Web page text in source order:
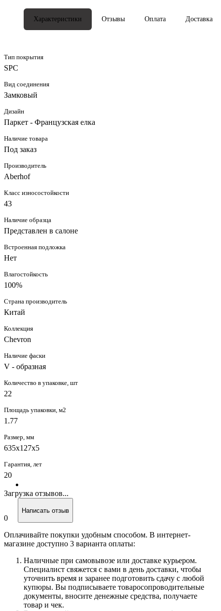
Характеристики Отзывы Оплата Доставка
Тип покрытия
SPC
Вид соединения
Замковый
Дизайн
Паркет - Французская елка
Наличие товара
Под заказ
Производитель
Aberhof
Класс износостойкости
43
Наличие образца
Представлен в салоне
Встроенная подложка
Нет
Влагостойкость
100%
Страна производитель
Китай
Коллекция
Chevron
Наличие фаски
V - образная
Количество в упаковке, шт
22
Площадь упаковки, м2
1.77
Размер, мм
635x127x5
Гарантия, лет
20
Загрузка отзывов...
0
Написать отзыв
Оплачивайте покупки удобным способом. В интернет-
магазине доступно 3 варианта оплаты:
Наличные при самовывозе или доставке курьером.
Специалист свяжется с вами в день доставки, чтобы
уточнить время и заранее подготовить сдачу с любой
купюры. Вы подписываете товаросопроводительные
документы, вносите денежные средства, получаете
товар и чек.